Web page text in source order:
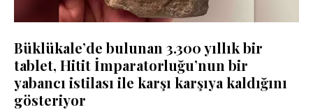
Büklükale’de bulunan 3.300 yıllık bir
tablet, Hitit İmparatorluğu’nun bir
yabancı istilası ile karşı karşıya kaldığını
gösteriyor